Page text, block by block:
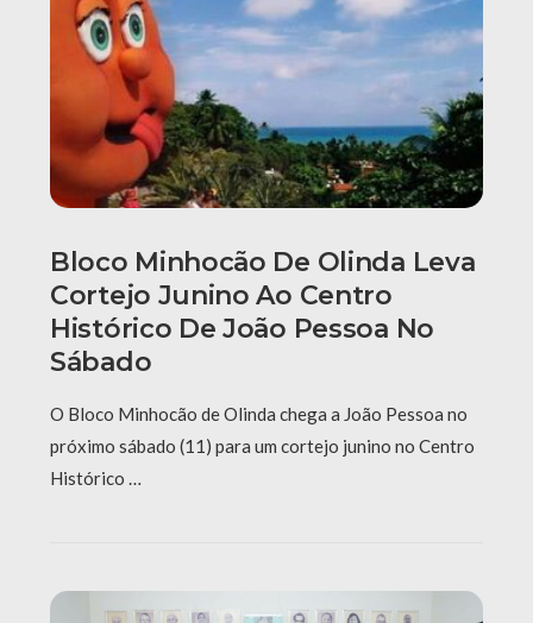
Bloco Minhocão De Olinda Leva
Cortejo Junino Ao Centro
Histórico De João Pessoa No
Sábado
O Bloco Minhocão de Olinda chega a João Pessoa no
próximo sábado (11) para um cortejo junino no Centro
Histórico …